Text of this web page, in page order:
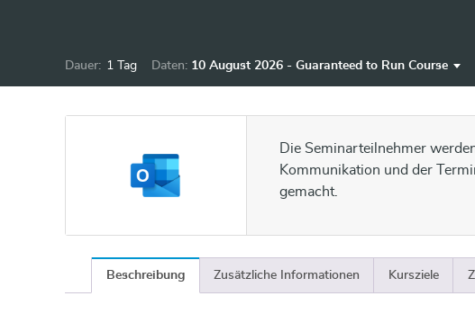
Dauer: 1 Tag Daten: 10 August 2026 - Guaranteed to Run Course
1 Oktober 2026 - Guaranteed to Run Course
4 November 2026 - Guaranteed to Run Course
7 Dezember 2026 - Guaranteed to Run Course
Die Seminarteilnehmer
Kommunikation und der
gemacht.
Beschreibung Zusätzliche Informationen Kursziele